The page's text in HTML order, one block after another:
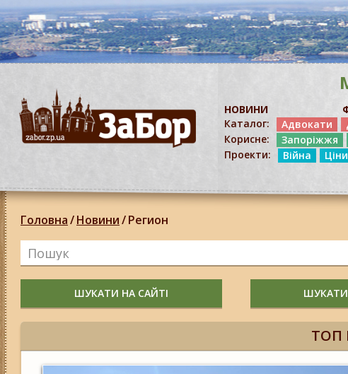
НОВИНИ
Каталог:
Адвокати
Корисне:
Запоріжжя
Проекти:
Війна Ціни
Головна/Новини/Регион
ШУКАТИ НА САЙТІ ШУКАТИ
ТОП